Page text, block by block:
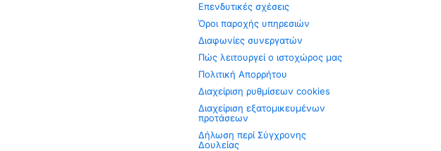
Επενδυτικές σχέσεις
Όροι παροχής υπηρεσιών
Διαφωνίες συνεργατών
Πώς λειτουργεί ο ιστοχώρος μας
Πολιτική Απορρήτου
Διαχείριση ρυθμίσεων cookies
Διαχείριση εξατομικευμένων
προτάσεων
Δήλωση περί Σύγχρονης
Δουλείας